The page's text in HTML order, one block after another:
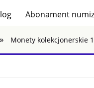
Abonament
» Monety kolekcjonerskie